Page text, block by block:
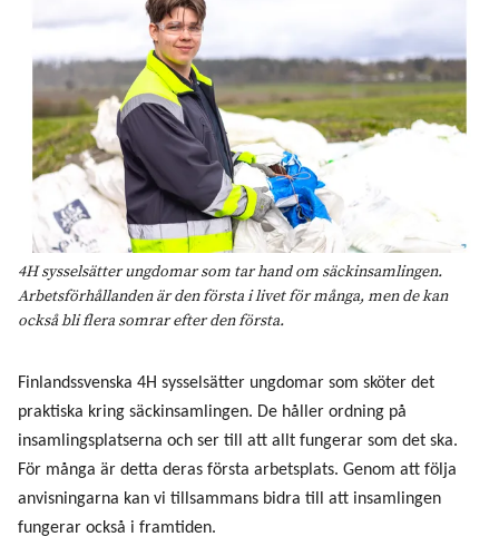
4H sysselsätter ungdomar som tar hand om säckinsamlingen.
Arbetsförhållanden är den första i livet för många, men de kan
också bli flera somrar efter den första.
Finlandssvenska 4H sysselsätter ungdomar som sköter det
praktiska kring säckinsamlingen. De håller ordning på
insamlingsplatserna och ser till att allt fungerar som det ska.
För många är detta deras första arbetsplats. Genom att följa
anvisningarna kan vi tillsammans bidra till att insamlingen
fungerar också i framtiden.